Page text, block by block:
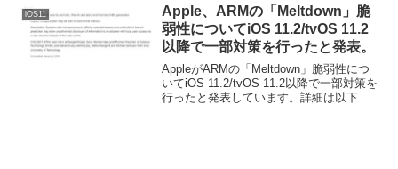
iOS11
Apple、ARMの「Meltdown」脆
弱性についてiOS 11.2/tvOS 11.2
以降で一部対策を行ったと発表。
AppleがARMの「Meltdown」脆弱性につ
いてiOS 11.2/tvOS 11.2以降で一部対策を
行ったと発表しています。詳細は以下か